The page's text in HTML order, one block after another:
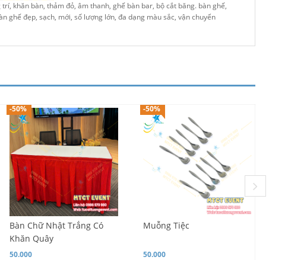
khăn bàn, thảm đỏ, âm thanh, ghế bàn bar, bộ cắt băng. bàn ghế,
ghế đẹp, sạch, mới, số lượng lớn, đa dạng màu sắc, vận chuyển
-50%
Bàn Chữ Nhật Trắng Có
Khăn Quây
50.000
-50%
Muỗng Tiệc
50.000